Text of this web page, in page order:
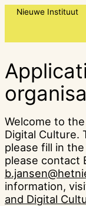
Skip
Nieuwe Instituut
organisa
Welcome to
Digital Culture.
please fill in
please contact
information,
and Digital